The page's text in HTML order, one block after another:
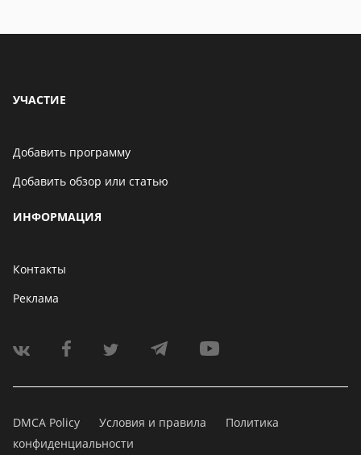
УЧАСТИЕ
Добавить программу
Добавить обзор или статью
ИНФОРМАЦИЯ
Контакты
Реклама
DMCA Policy Условия и правила
Политика
конфиденциальности